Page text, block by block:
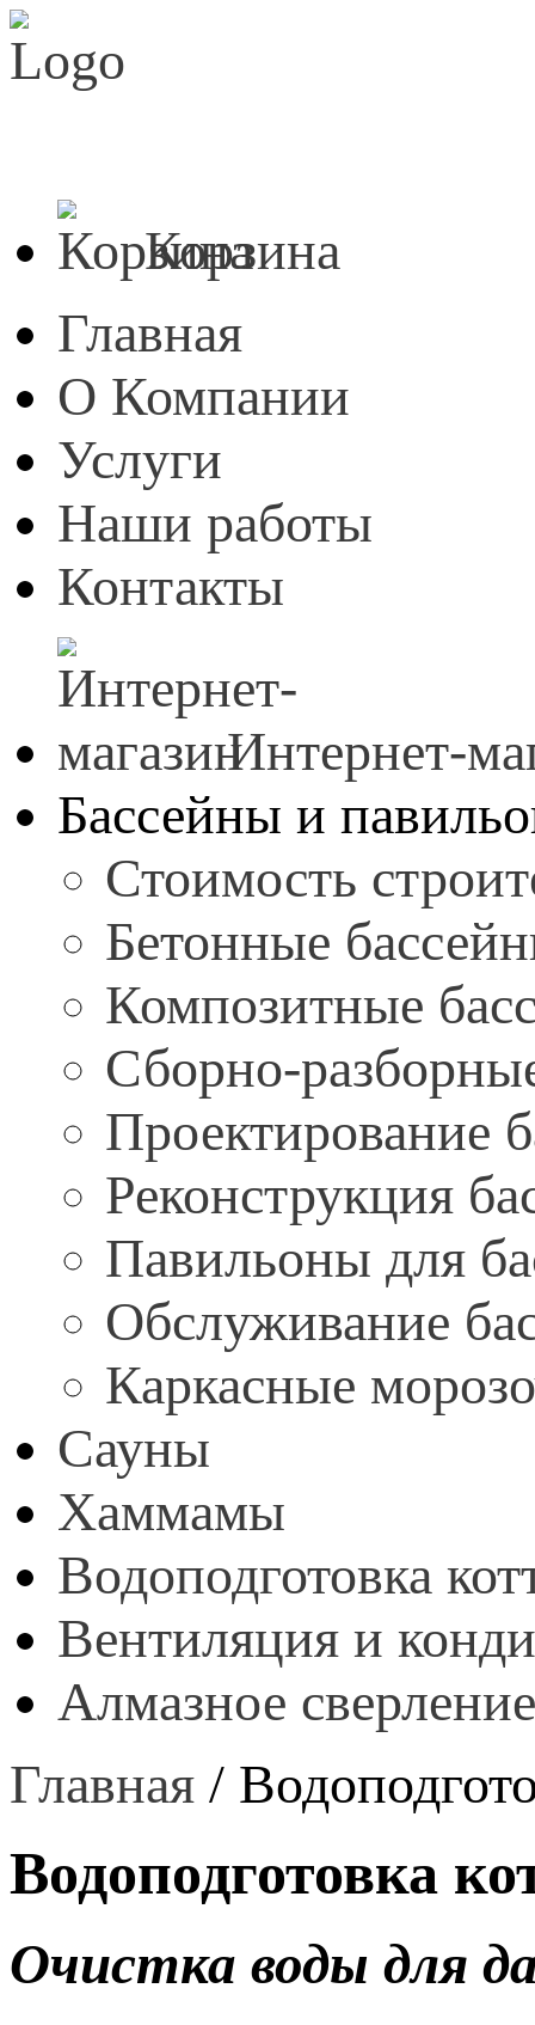
Корзина
Главная
О Компании
Услуги
Наши работы
Контакты
Интернет-
Бассейны и
Стоимость
Бетонные
Композитные
Сборно-
Проектирование
Реконструкция
Павильоны для
Обслуживание
Каркасные
Сауны
Хаммамы
Водоподготовка
Вентиляция и
Алмазное
Главная /
Водоподготовка
Очистка воды для